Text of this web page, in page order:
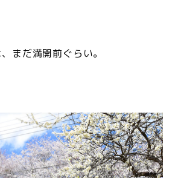
まだ満開前ぐらい。